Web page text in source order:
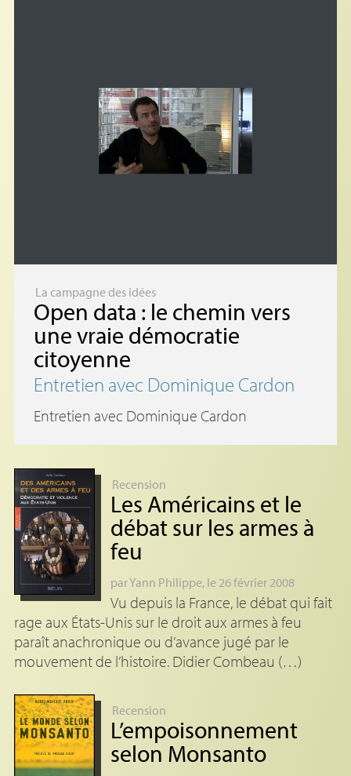
La campagne des idées
Open data : le chemin vers
une vraie démocratie
citoyenne
Entretien avec Dominique Cardon
Entretien avec Dominique Cardon
Recension
Les Américains et le
débat sur les armes à
feu
parYann Philippe, le 26 février 2008
Vu depuis la France, le débat qui fait
rage aux États-Unis sur le droit aux armes à feu
paraît anachronique ou d’avance jugé par le
mouvement de l’histoire. Didier Combeau (…)
Recension
L’empoisonnement
selon Monsanto